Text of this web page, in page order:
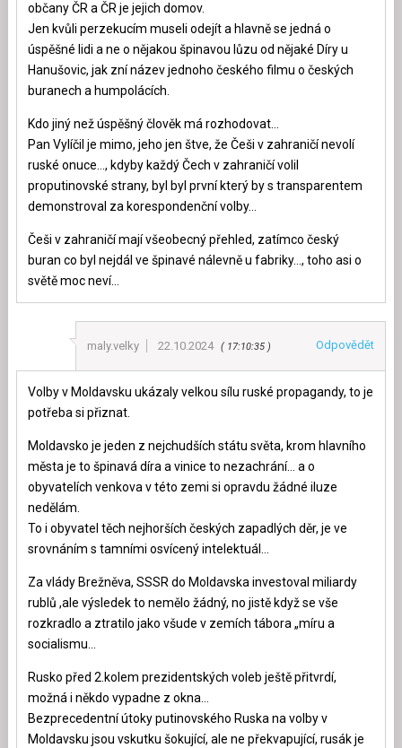
občany ČR a ČR je jejich domov.
Jen kvůli perzekucím museli odejít a hlavně se jedná o
úspěšné lidi a ne o nějakou špinavou lůzu od nějaké Díry u
Hanušovic, jak zní název jednoho českého filmu o českých
buranech a humpolácích.
Kdo jiný než úspěšný člověk má rozhodovat…
Pan Vylíčil je mimo, jeho jen štve, že Češi v zahraničí nevolí
ruské onuce…, kdyby každý Čech v zahraničí volil
proputinovské strany, byl byl první který by s transparentem
demonstroval za korespondenční volby…
Češi v zahraničí mají všeobecný přehled, zatímco český
buran co byl nejdál ve špinavé nálevně u fabriky…, toho asi o
světě moc neví…
maly.velky 22.10.2024 17:10:35 Odpovědět
Volby v Moldavsku ukázaly velkou sílu ruské propagandy, to je
potřeba si přiznat.
Moldavsko je jeden z nejchudších státu světa, krom hlavního
města je to špinavá díra a vinice to nezachrání… a o
obyvatelích venkova v této zemi si opravdu žádné iluze
nedělám.
To i obyvatel těch nejhorších českých zapadlých děr, je ve
srovnáním s tamními osvícený intelektuál…
Za vlády Brežněva, SSSR do Moldavska investoval miliardy
rublů ,ale výsledek to nemělo žádný, no jistě když se vše
rozkradlo a ztratilo jako všude v zemích tábora „míru a
socialismu…
Rusko před 2.kolem prezidentských voleb ještě přitvrdí,
možná i někdo vypadne z okna…
Bezprecedentní útoky putinovského Ruska na volby v
Moldavsku jsou vskutku šokující, ale ne překvapující, rusák je